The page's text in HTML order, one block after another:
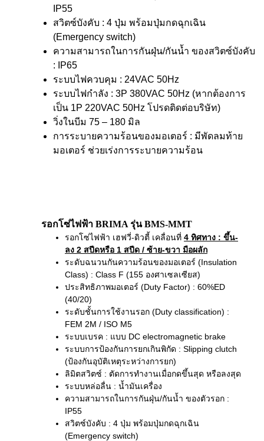
IP55
สวิตซ์บังคับ : 4 ปุ่ม พร้อมปุ่มกดฉุกเฉิน
(Emergency switch)
ความสามารถในการกันฝุ่น/กันน้ำ ของสวิตซ์บังคับ
: IP65
ระบบไฟควบคุม : 24VAC 50Hz
ระบบไฟกำลัง : 3P 380VAC 50Hz (หากต้องการ
เป็น 1P 220VAC 50Hz โปรดติดต่อบริษัท)
วิ่งในบีม 75 – 180 มิล
การระบายความร้อนของมอเตอร์ : มีพัดลมท้าย
มอเตอร์ ช่วยเร่งการระบายความร้อน
รอกโซ่ไฟฟ้า BRIMA รุ่น BMS-MMT
รอกโซ่ไฟฟ้า เฮฟวี่-ดิวตี้ เคลื่อนที่ 4 ทิศทาง : ขึ้น-
ลง 2 สปีดหรือ 1 สปีด / ซ้าย-ขวา มือผลัก
ระดับฉนวนกันความร้อนของมอเตอร์ (Insulation
Class) : Class F (155 องศาเซลเซียส)
ประสิทธิภาพมอเตอร์ (Duty Factor) : 60%ED
(40/20)
ระดับชั้นการใช้งานรอก (Duty classification) :
FEM 2M / ISO M5
ระบบเบรค : แบบ DC electromagnetic brake
ระบบการป้องกันการยกเกินพิกัด : Slipping clutch
(ป้องกันอุบัติเหตุระหว่างการยก)
ลิมิตสวิตซ์ : ตัดการทำงานเมื่อกดขึ้นสุด หรือลงสุด
ระบบหล่อลื่น : น้ำมันเครื่อง
ความสามารถในการกันฝุ่น/กันน้ำ ของตัวรอก :
IP55
สวิตซ์บังคับ : 4 ปุ่ม พร้อมปุ่มกดฉุกเฉิน
(Emergency switch)